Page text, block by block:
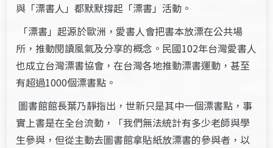
與「漂書人」都默默撐起「漂書」活動。
「漂書」起源於歐洲，愛書人會把書本放漂在公共場
所，推動閱讀風氣及分享的概念。民國102年台灣愛書人
也成立台灣漂書協會，在台灣各地推動漂書運動，甚至
有超過1000個漂書點。
圖書館館長葉乃靜指出，世新只是其中一個漂書點，事
實上書是在全台流動，「我們無法統計有多少老師與學
生參與，但從主動去圖書館拿貼紙放漂書的參與者，以